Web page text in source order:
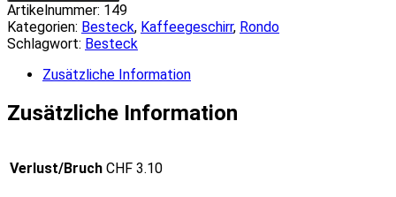
Artikelnummer: 149
Kategorien: Besteck, Kaffee­­geschirr, Rondo
Schlagwort: Besteck
Zusätzliche Information
Zusätzliche Information
Verlust/Bruch CHF 3.10